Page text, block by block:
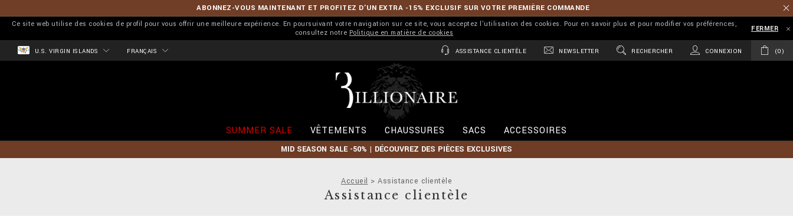
ABONNEZ-VOUS MAINTENANT ET PROFITEZ D’UN EXTRA -15% EXCLUSIF SUR VOTRE PREMIÈRE COMMANDE
Ce site web utilise des cookies de profil pour vous offrir une meilleure expérience. En poursuivant votre navigation sur ce site, vous acceptez l'utilisation des cookies. Pour en savoir plus et pour modifier vos préférences,
consultez notre Politique en matière de cookies FERMER
U.S. VIRGIN ISLANDS FRANÇAIS ASSISTANCE CLIENTÈLE NEWSLETTER RECHERCHER CONNEXION 0
l
n
a
SUMMER SALE VÊTEMENTS CHAUSSURES SACS ACCESSOIRES
MID SEASON SALE -50% | DÉCOUVREZ DES PIÈCES EXCLUSIVES
Accueil Assistance clientèle
Assistance clientèle